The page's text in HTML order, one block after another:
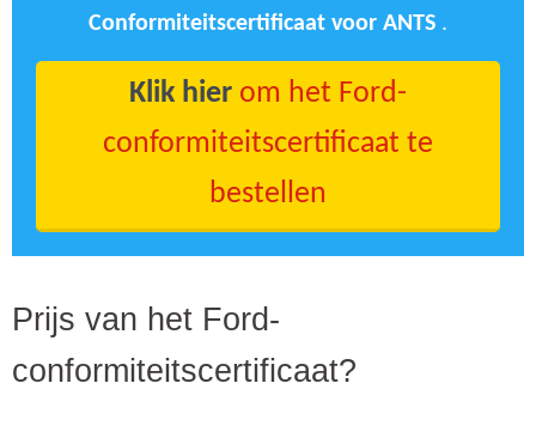
Conformiteitscertificaat voor ANTS .
Klik hier om het Ford-
conformiteitscertificaat te
bestellen
Prijs van het Ford-
conformiteitscertificaat?